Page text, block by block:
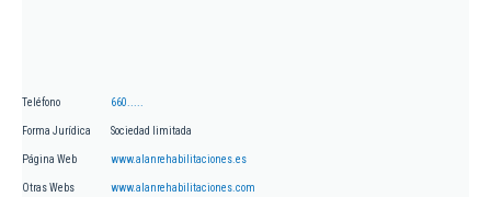
Teléfono 660.....
Forma Jurídica Sociedad limitada
Página Web www.alanrehabilitaciones.es
Otras Webs www.alanrehabilitaciones.com